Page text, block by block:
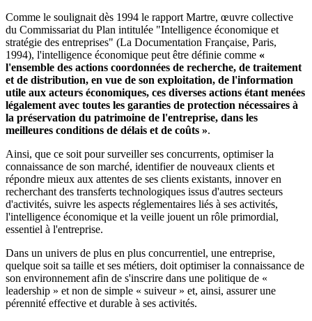
Comme le soulignait dès 1994 le rapport Martre, œuvre collective
du Commissariat du Plan intitulée "Intelligence économique et
stratégie des entreprises" (La Documentation Française, Paris,
1994), l'intelligence économique peut être définie comme «
l'ensemble des actions coordonnées de recherche, de traitement
et de distribution, en vue de son exploitation, de l'information
utile aux acteurs économiques, ces diverses actions étant menées
légalement avec toutes les garanties de protection nécessaires à
la préservation du patrimoine de l'entreprise, dans les
meilleures conditions de délais et de coûts ».
Ainsi, que ce soit pour surveiller ses concurrents, optimiser la
connaissance de son marché, identifier de nouveaux clients et
répondre mieux aux attentes de ses clients existants, innover en
recherchant des transferts technologiques issus d'autres secteurs
d'activités, suivre les aspects réglementaires liés à ses activités,
l'intelligence économique et la veille jouent un rôle primordial,
essentiel à l'entreprise.
Dans un univers de plus en plus concurrentiel, une entreprise,
quelque soit sa taille et ses métiers, doit optimiser la connaissance de
son environnement afin de s'inscrire dans une politique de «
leadership » et non de simple « suiveur » et, ainsi, assurer une
pérennité effective et durable à ses activités.